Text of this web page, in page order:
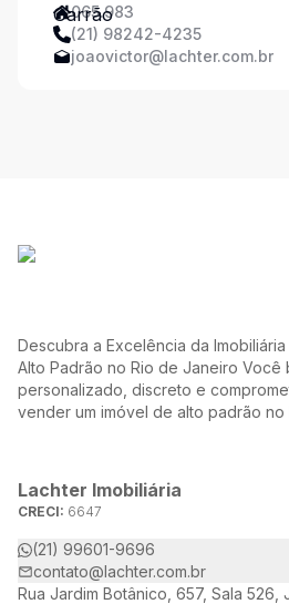
065.983
(21) 98242-4235
joaovictor@lachter.com.br
Descubra a Excelência da
Alto Padrão no Rio de Janeiro Você busca um atendimento
personalizado, discreto e
vender um imóvel de alto padrão
necessidades e desejos.
Lachter Imobiliária
CRECI: 6647
(21) 99601-9696
contato@lachter.com.br
Rua Jardim Botânico, 657, Sala 526,